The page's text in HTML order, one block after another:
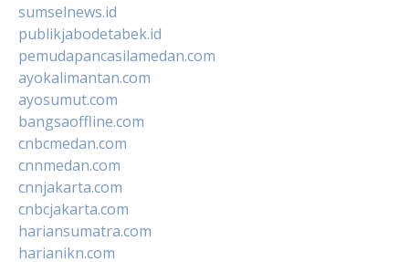
sumselnews.id
publikjabodetabek.id
pemudapancasilamedan.com
ayokalimantan.com
ayosumut.com
bangsaoffline.com
cnbcmedan.com
cnnmedan.com
cnnjakarta.com
cnbcjakarta.com
hariansumatra.com
harianikn.com